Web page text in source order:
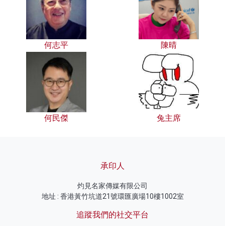
何志平 陳晴
何民傑 兔主席
承印人
灼見名家傳媒有限公司
地址 : 香港黃竹坑道21號環匯廣場10樓1002室
追蹤我們的社交平台